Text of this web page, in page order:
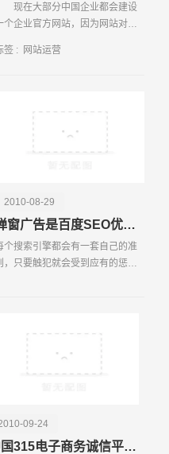
现在大部分中国企业都会建设
个企业官方网站，因为网站对于
之前都会看下这个企业有没有网
签 : 网站运营
2010-08-29
弹窗广告是百度SEO优化的致命伤
个搜索引擎都会有一套自己的准
，只要触犯就会受到应有的惩
09-24
中国315电子商务诚信平台上线
微信号